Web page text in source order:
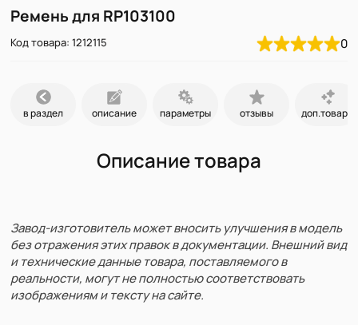
Ремень для RP103100
Код товара: 1212115 0
в раздел описание параметры отзывы доп.товары
Описание товара
Завод-изготовитель может вносить улучшения в модель
без отражения этих правок в документации. Внешний вид
и технические данные товара, поставляемого в
реальности, могут не полностью соответствовать
изображениям и тексту на сайте.